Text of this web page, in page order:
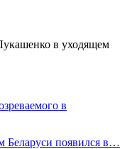
в
Беларуси появился в…